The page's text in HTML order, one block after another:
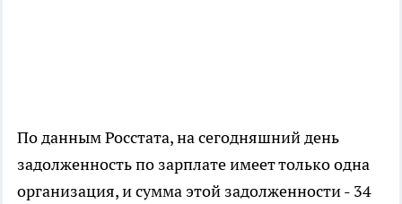
По данным Росстата, на сегодняшний день
задолженность по зарплате имеет только одна
организация, и сумма этой задолженности - 34